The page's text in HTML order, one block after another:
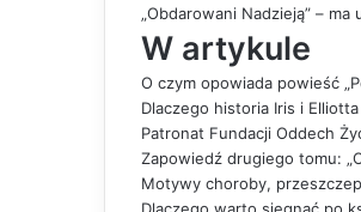
„Obdarowani Nadzieją” – ma
W artykule
O czym opowiada powieść
Dlaczego historia Iris i
Patronat Fundacji Oddech
Zapowiedź drugiego tomu:
Motywy choroby,